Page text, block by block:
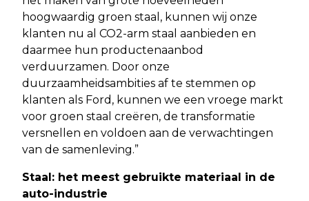
hoogwaardig groen staal, kunnen wij onze
klanten nu al CO2-arm staal aanbieden en
daarmee hun productenaanbod
verduurzamen. Door onze
duurzaamheidsambities af te stemmen op
klanten als Ford, kunnen we een vroege markt
voor groen staal creëren, de transformatie
versnellen en voldoen aan de verwachtingen
van de samenleving.”
Staal: het meest gebruikte materiaal in de
auto-industrie